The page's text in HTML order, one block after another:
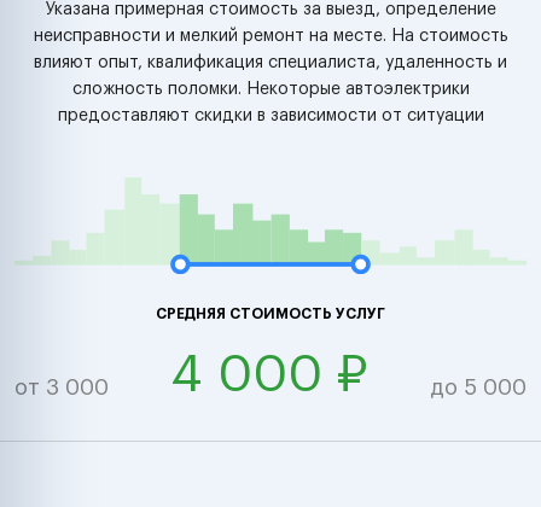
Указана примерная стоимость за выезд, определение
неисправности и мелкий ремонт на месте. На стоимость
влияют опыт, квалификация специалиста, удаленность и
сложность поломки. Некоторые автоэлектрики
предоставляют скидки в зависимости от ситуации
СРЕДНЯЯ СТОИМОСТЬ УСЛУГ
от 3 000 4 000 ₽ до 5 000